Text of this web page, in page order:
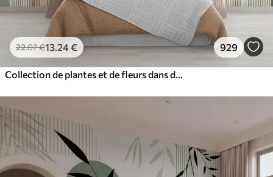
22.07€13 .24€ 929